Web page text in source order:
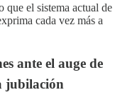
que el sistema actual de
cada vez más a
ante el auge de
jubilación